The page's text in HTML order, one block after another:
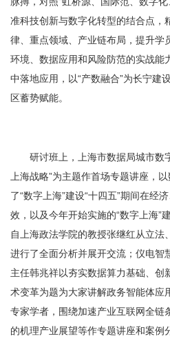
准科技创新与数字化转型的结合点，
律、重点领域、产业链布局，提升学
环境、数据应用和风险防范的实战能
中落地应用，以“产数融合”为长宁建
区蓄势赋能。
研讨班上，上海市数据局城市数
上海战略”为主题作首场专题讲座，
了“数字上海”建设“十四五”期间在经
效，以及今年开始实施的“数字上海”
自上海政法学院的教授张继红从立法
进行了全面分析并展开交流；仪电智
主任韩兆祥以夯实数据算力基础、创
术变革为题为大家讲解政务智能体应
专家学者，围绕加速产业互联网全链
的机理产业展望等作专题讲座和案例